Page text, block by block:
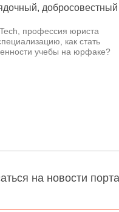
добросовестный
профессия юриста
как стать
учебы на юрфаке?
на новости